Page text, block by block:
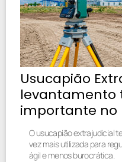
Usucapião
levantamento
importante no
O usucapião extrajudicial
vez mais utilizada para
ágil e menos burocrática.